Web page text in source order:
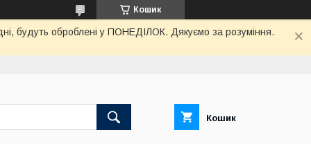
Кошик
будуть оброблені у ПОНЕДІЛОК. Дякуємо за розуміння.
Кошик